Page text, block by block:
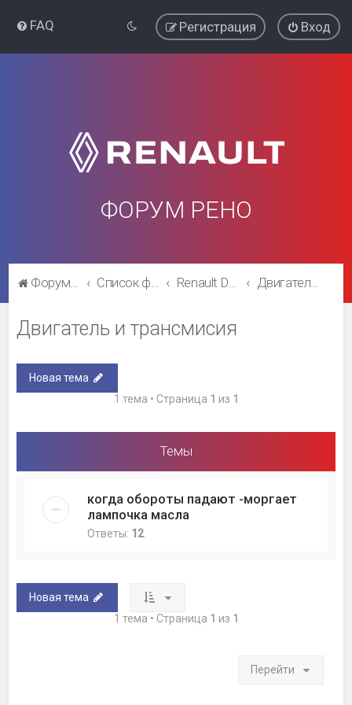
FAQ Вход
Регистрация
ФОРУМ РЕНО
Форум Рено Список форумов Renault Duster Двигатель и трансмисия
Двигатель и трансмисия
Новая тема
1 тема • Страница 1 из 1
Темы
когда обороты падают -моргает
лампочка масла
Ответы: 12
Новая тема
1 тема • Страница 1 из 1
Перейти